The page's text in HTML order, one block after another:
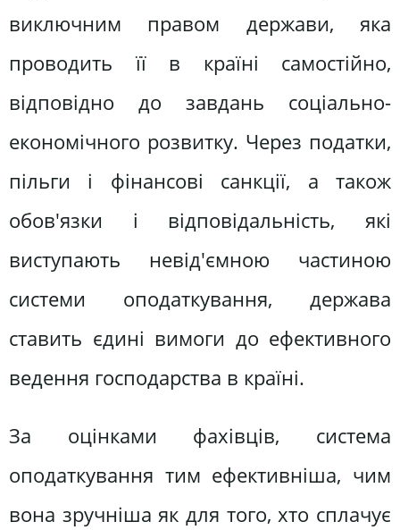
виключним правом держави, яка
проводить її в країні самостійно,
відповідно до завдань соціально-
економічного розвитку. Через податки,
пільги і фінансові санкції, а також
обов'язки і відповідальність, які
виступають невід'ємною частиною
системи оподаткування, держава
ставить єдині вимоги до ефективного
ведення господарства в країні.
За оцінками фахівців, система
оподаткування тим ефективніша, чим
вона зручніша як для того, хто сплачує